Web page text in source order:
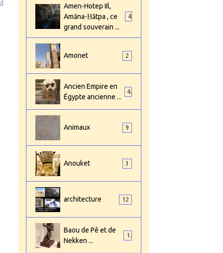
Amen-Hotep IIl,
Amāna-Ḥātpa , ce
grand souverain ...
4
Amonet 2
Ancien Empire en
Égypte ancienne ...
4
Animaux 9
Anouket 3
architecture 12
Baou de Pê et de
Nekken ...
1